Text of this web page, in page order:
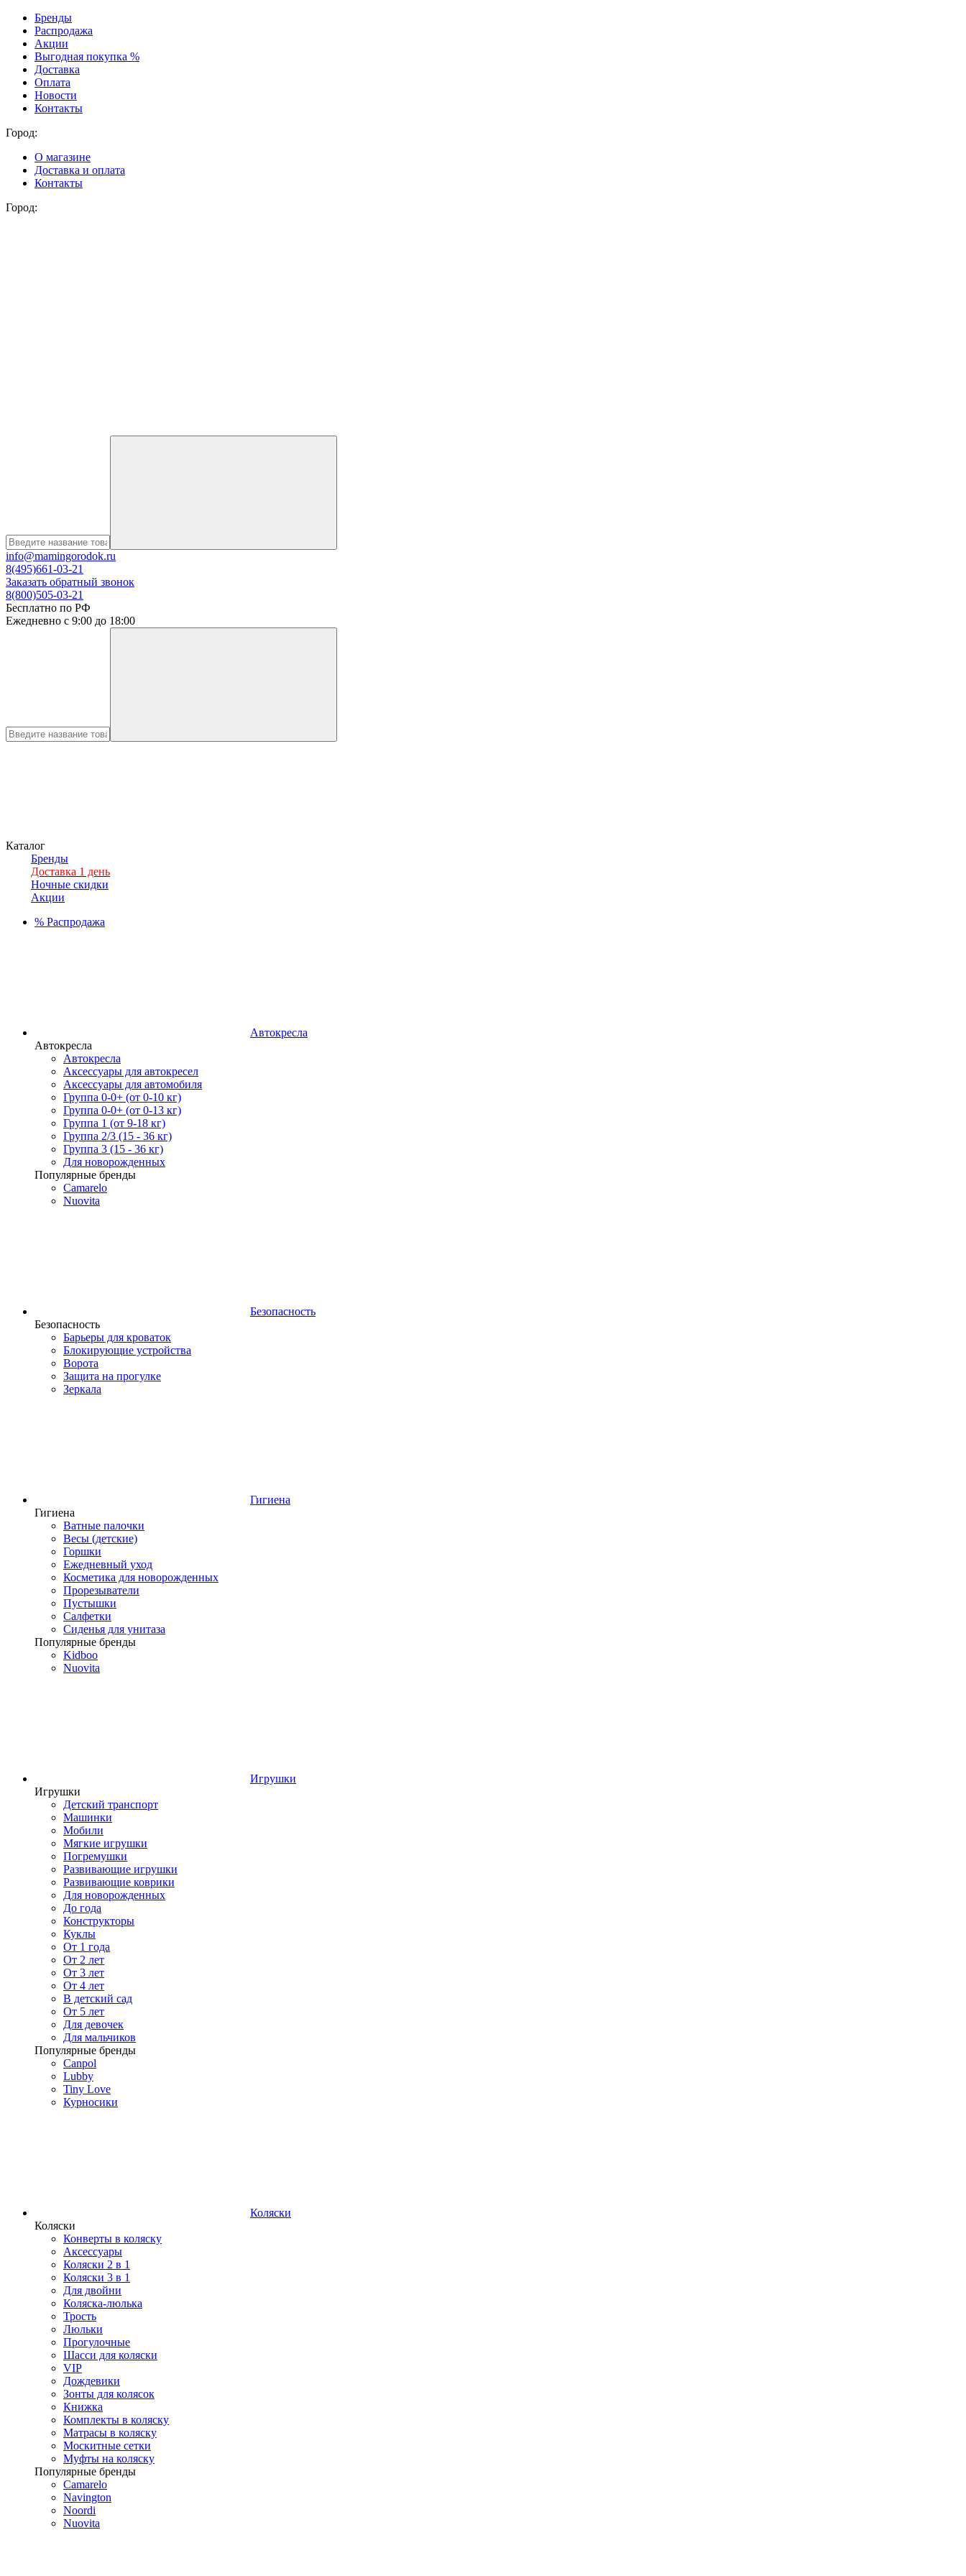
Бренды
Распродажа
Акции
Выгодная покупка %
Доставка
Оплата
Новости
Контакты
Город:
О магазине
Доставка и оплата
Контакты
Город:
info@mamingorodok.ru
8(495)661-03-21
Заказать обратный звонок
8(800)505-03-21
Бесплатно по РФ
Ежедневно с 9:00 до 18:00
Каталог
Бренды
Доставка 1 день
Ночные скидки
Акции
% Распродажа
Автокресла
Автокресла
Автокресла
Аксессуары для автокресел
Аксессуары для автомобиля
Группа 0-0+ (от 0-10 кг)
Группа 0-0+ (от 0-13 кг)
Группа 1 (от 9-18 кг)
Группа 2/3 (15 - 36 кг)
Группа 3 (15 - 36 кг)
Для новорожденных
Популярные бренды
Camarelo
Nuovita
Безопасность
Безопасность
Барьеры для кроваток
Блокирующие устройства
Ворота
Защита на прогулке
Зеркала
Гигиена
Гигиена
Ватные палочки
Весы (детские)
Горшки
Ежедневный уход
Косметика для новорожденных
Прорезыватели
Пустышки
Салфетки
Сиденья для унитаза
Популярные бренды
Kidboo
Nuovita
Игрушки
Игрушки
Детский транспорт
Машинки
Мобили
Мягкие игрушки
Погремушки
Развивающие игрушки
Развивающие коврики
Для новорожденных
До года
Конструкторы
Куклы
От 1 года
От 2 лет
От 3 лет
От 4 лет
В детский сад
От 5 лет
Для девочек
Для мальчиков
Популярные бренды
Canpol
Lubby
Tiny Love
Курносики
Коляски
Коляски
Конверты в коляску
Аксессуары
Коляски 2 в 1
Коляски 3 в 1
Для двойни
Коляска-люлька
Трость
Люльки
Прогулочные
Шасси для коляски
VIP
Дождевики
Зонты для колясок
Книжка
Комплекты в коляску
Матрасы в коляску
Москитные сетки
Муфты на коляску
Популярные бренды
Camarelo
Navington
Noordi
Nuovita